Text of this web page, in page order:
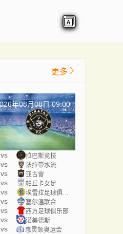
更多
年08月08日 09:00
vs 拉巴斯竞技
vs 法拉帝水流
vs 亚古雷
vs 帕丘卡女足
vs 埃雷拉足球俱乐部
vs 塞尔温联合
vs 西方足球俱乐部
vs 诺美德斯
vs 惠灵顿奥运会